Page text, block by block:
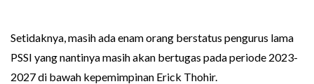
Setidaknya, masih ada enam orang berstatus pengurus lama
PSSI yang nantinya masih akan bertugas pada periode 2023-
2027 di bawah kepemimpinan Erick Thohir.